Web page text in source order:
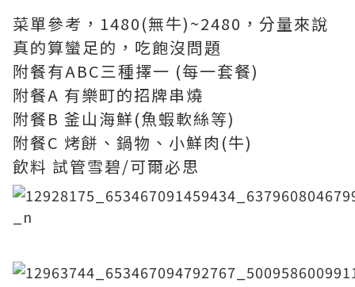
菜單參考，1480(無牛)~2480，分量來說
真的算蠻足的，吃飽沒問題
附餐有ABC三種擇一 (每一套餐)
附餐A 有樂町的招牌串燒
附餐B 釜山海鮮(魚蝦軟絲等)
附餐C 烤餅、鍋物、小鮮肉(牛)
飲料 試管雪碧/可爾必思